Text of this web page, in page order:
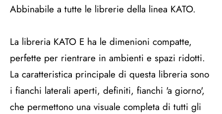
Abbinabile a tutte le librerie della linea KATO.
La libreria KATO E ha le dimenioni compatte,
perfette per rientrare in ambienti e spazi ridotti.
La caratteristica principale di questa libreria sono
i fianchi laterali aperti, definiti, fianchi 'a giorno',
che permettono una visuale completa di tutti gli